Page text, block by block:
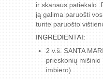
ir skanaus patiekalo.
ją galima paruošti
turite paruošto
INGREDIENTAI:
2 v.š. SANTA
prieskonių
imbiero)